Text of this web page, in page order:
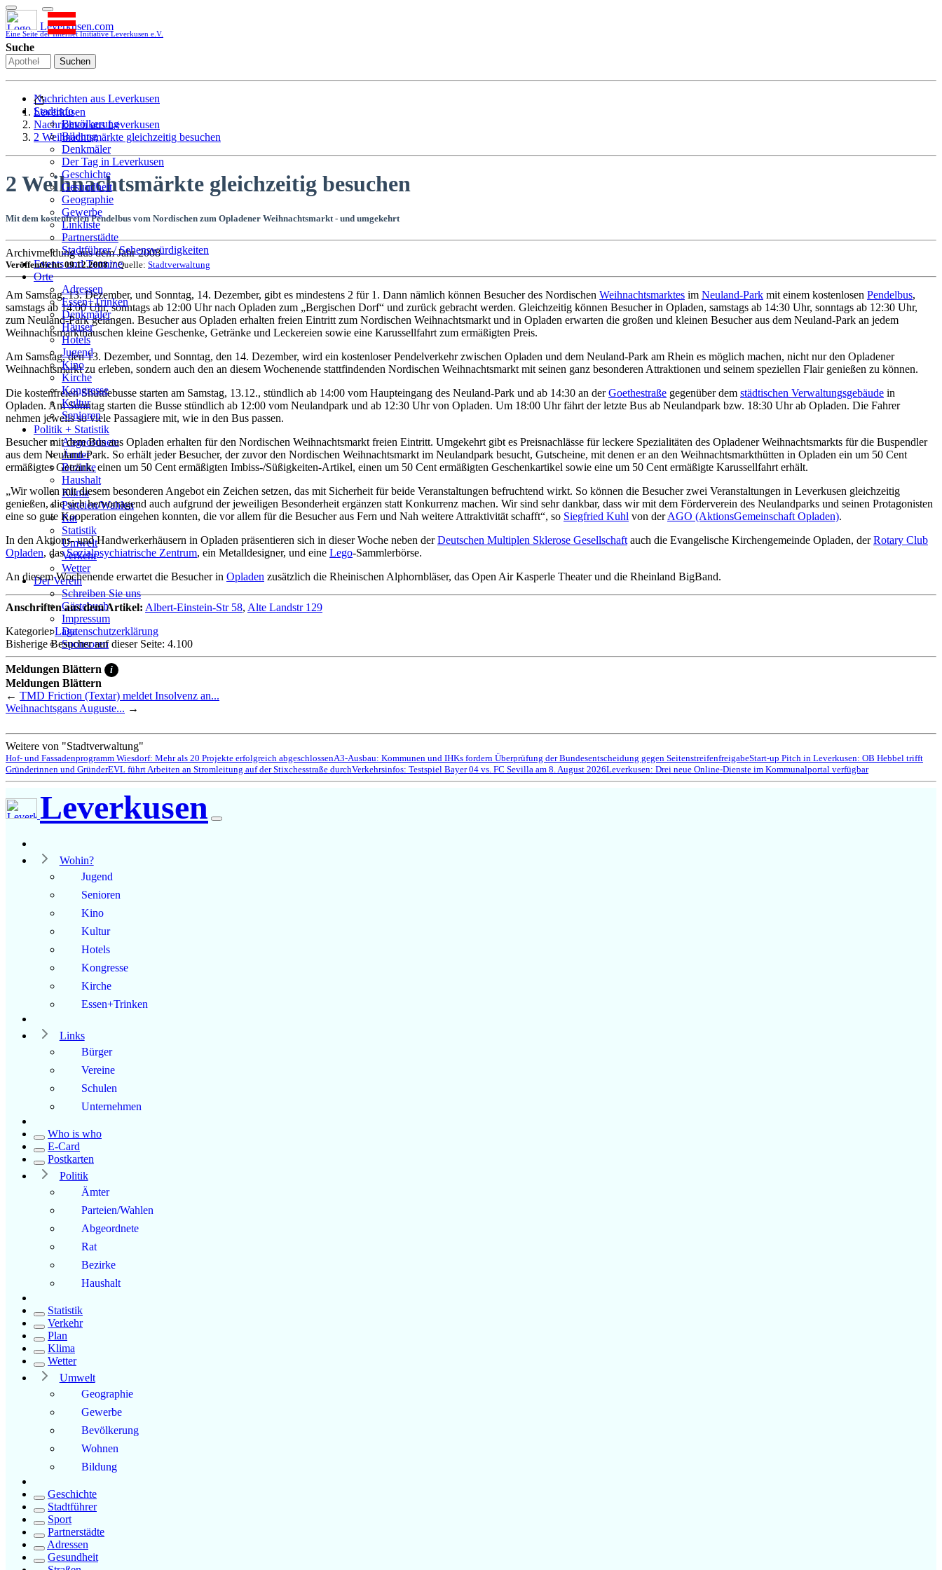
Leverkusen.com
Eine Seite der Internet Initiative Leverkusen e.V.
Suche
Suchen
Nachrichten aus Leverkusen
Stadtinfo
Bevölkerung
Bildung
Denkmäler
Der Tag in Leverkusen
Geschichte
Gesundheit
Geographie
Gewerbe
Linkliste
Partnerstädte
Stadtführer / Sehenswürdigkeiten
Stadtplan
Stadtteile
Sport
Who is who
Wohnen
Events und Termine
Orte
Adressen
Essen+Trinken
Denkmäler
Häuser
Hotels
Jugend
Kino
Kirche
Kongresse
Kultur
Senioren
Stadtführer
Straßen
Politik + Statistik
Abgeordnete
Ämter
Bezirke
Haushalt
Klima
Parteien/Wahlen
Rat
Statistik
Umwelt
Verkehr
Wetter
Der Verein
Schreiben Sie uns
Gästebuch
Impressum
Datenschutzerklärung
Sponsoren
Leverkusen
Nachrichten aus Leverkusen
2 Weihnachtsmärkte gleichzeitig besuchen
2 Weihnachtsmärkte gleichzeitig besuchen
Mit dem kostenfreien Pendelbus vom Nordischen zum Opladener Weihnachtsmarkt - und umgekehrt
Archivmeldung aus dem Jahr 2008
Veröffentlicht: 09.12.2008// Quelle: Stadtverwaltung
Am Samstag, 13. Dezember, und Sonntag, 14. Dezember, gibt es mindestens 2 für 1. Dann nämlich können Besucher des Nordischen Weihnachtsmarktes im Neuland-Park mit einem kostenlosen Pendelbus,
samstags ab 14:00 Uhr, sonntags ab 12:00 Uhr nach Opladen zum „Bergischen Dorf“ und zurück gebracht werden. Gleichzeitig können Besucher in Opladen, samstags ab 14:30 Uhr, sonntags ab 12:30 Uhr,
zum Neuland-Park gelangen. Besucher aus Opladen erhalten freien Eintritt zum Nordischen Weihnachtsmarkt und in Opladen erwarten die großen und kleinen Besucher aus dem Neuland-Park an jedem
Weihnachtsmarkthäuschen kleine Geschenke, Getränke und Leckereien sowie eine Karussellfahrt zum ermäßigten Preis.
Am Samstag, den 13. Dezember, und Sonntag, den 14. Dezember, wird ein kostenloser Pendelverkehr zwischen Opladen und dem Neuland-Park am Rhein es möglich machen, nicht nur den Opladener
Weihnachtsmarkt zu erleben, sondern auch den an diesem Wochenende stattfindenden Nordischen Weihnachtsmarkt mit seinen ganz besonderen Attraktionen und seinem speziellen Flair genießen zu können.
Die kostenfreien Shuttlebusse starten am Samstag, 13.12., stündlich ab 14:00 vom Haupteingang des Neuland-Park und ab 14:30 an derGoethestraße gegenüber dem städtischen Verwaltungsgebäude in
Opladen. Am Sonntag starten die Busse stündlich ab 12:00 vom Neulandpark und ab 12:30 Uhr von Opladen. Um 18:00 Uhr fährt der letzte Bus ab Neulandpark bzw. 18:30 Uhr ab Opladen. Die Fahrer
nehmen jeweils so viele Passagiere mit, wie in den Bus passen.
Besucher mit dem Bus aus Opladen erhalten für den Nordischen Weihnachtsmarkt freien Eintritt. Umgekehrt gibt es Preisnachlässe für leckere Spezialitäten des Opladener Weihnachtsmarkts für die Buspendler
aus dem Neuland-Park. So erhält jeder Besucher, der zuvor den Nordischen Weihnachtsmarkt im Neulandpark besucht, Gutscheine, mit denen er an den Weihnachtsmarkthütten in Opladen ein um 50 Cent
ermäßigtes Getränk, einen um 50 Cent ermäßigten Imbiss-/Süßigkeiten-Artikel, einen um 50 Cent ermäßigten Geschenkartikel sowie eine um 50 Cent ermäßigte Karussellfahrt erhält.
„Wir wollen mit diesem besonderen Angebot ein Zeichen setzen, das mit Sicherheit für beide Veranstaltungen befruchtend wirkt. So können die Besucher zwei Veranstaltungen in Leverkusen gleichzeitig
genießen, die sich hervorragend auch aufgrund der jeweiligen Besonderheit ergänzen statt Konkurrenz machen. Wir sind sehr dankbar, dass wir mit dem Förderverein des Neulandparks und seinen Protagonisten
eine so gute Kooperation eingehen konnten, die vor allem für die Besucher aus Fern und Nah weitere Attraktivität schafft“, so Siegfried Kuhl von derAGO (AktionsGemeinschaft Opladen).
In den Aktions- und Handwerkerhäusern in Opladen präsentieren sich in dieser Woche neben derDeutschen Multiplen Sklerose Gesellschaft auch die Evangelische Kirchengemeinde Opladen, derRotary Club
Opladen, dasSozialpsychiatrische Zentrum, ein Metalldesigner, und eine Lego-Sammlerbörse.
An diesem Wochenende erwartet die Besucher in Opladen zusätzlich die Rheinischen Alphornbläser, das Open Air Kasperle Theater und die Rheinland BigBand.
Anschriften aus dem Artikel: Albert-Einstein-Str 58, Alte Landstr 129
Kategorie:Laga
Bisherige Besucher auf dieser Seite: 4.100
Meldungen Blättern i
Meldungen Blättern
← TMD Friction (Textar) meldet Insolvenz an...
Weihnachtsgans Auguste... →
Weitere von "Stadtverwaltung"
Hof- und Fassadenprogramm Wiesdorf: Mehr als 20 Projekte erfolgreich abgeschlossenA3-Ausbau: Kommunen und IHKs fordern Überprüfung der Bundesentscheidung gegen SeitenstreifenfreigabeStart-up Pitch in Leverkusen: OB Hebbel trifft
Gründerinnen und GründerEVL führt Arbeiten an Stromleitung auf der Stixchesstraße durchVerkehrsinfos: Testspiel Bayer 04 vs. FC Sevilla am 8. August 2026Leverkusen: Drei neue Online-Dienste im Kommunalportal verfügbar
Leverkusen
Wohin?
Jugend
Senioren
Kino
Kultur
Hotels
Kongresse
Kirche
Essen+Trinken
Links
Bürger
Vereine
Schulen
Unternehmen
Who is who
E-Card
Postkarten
Politik
Ämter
Parteien/Wahlen
Abgeordnete
Rat
Bezirke
Haushalt
Statistik
Verkehr
Plan
Klima
Wetter
Umwelt
Geographie
Gewerbe
Bevölkerung
Wohnen
Bildung
Geschichte
Stadtführer
Sport
Partnerstädte
Adressen
Gesundheit